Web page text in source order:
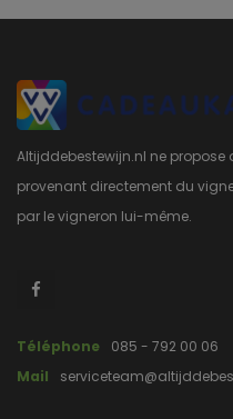
Altijddebestewijn.nl ne
provenant directement du
par le vigneron lui-même.
Téléphone
085 - 792 00 06
Mail